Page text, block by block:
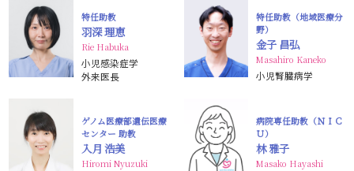
特任助教
羽深 理恵
Rie Habuka
小児感染症学
外来医長
特任助教（地域医療分
野）
金子 昌弘
Masahiro Kaneko
小児腎臓病学
ゲノム医療部遺伝医療
センター 助教
入月 浩美
Hiromi Nyuzuki
病院専任助教（ＮＩＣ
Ｕ）
林 雅子
Masako Hayashi